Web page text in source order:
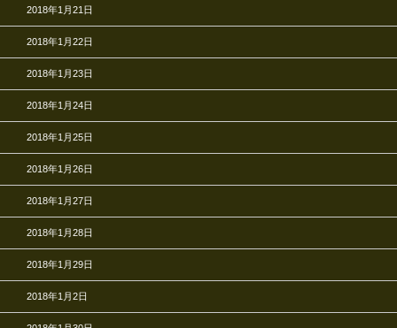
2018年1月21日
2018年1月22日
2018年1月23日
2018年1月24日
2018年1月25日
2018年1月26日
2018年1月27日
2018年1月28日
2018年1月29日
2018年1月2日